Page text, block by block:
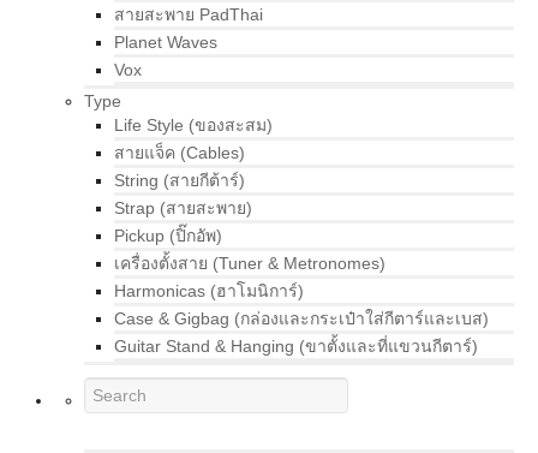
สายสะพาย PadThai
Planet Waves
Vox
Type
Life Style (ของสะสม)
สายแจ็ค (Cables)
String (สายกีต้าร์)
Strap (สายสะพาย)
Pickup (ปิ๊กอัพ)
เครื่องตั้งสาย (Tuner & Metronomes)
Harmonicas (ฮาโมนิการ์)
Case & Gigbag (กล่องและกระเป๋าใส่กีตาร์และเบส)
Guitar Stand & Hanging (ขาตั้งและที่แขวนกีตาร์)